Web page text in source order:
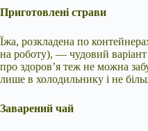
Приготовлені страви
Їжа, розкладена по
на роботу), — чудовий
про здоров’я теж не можна
лише в холодильнику і не
Заварений чай